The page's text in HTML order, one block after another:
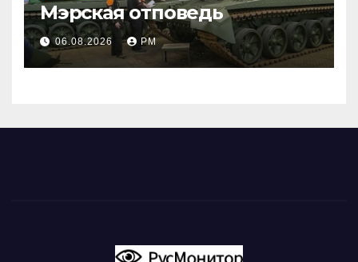
Мэрская отповедь
06.08.2026 РМ